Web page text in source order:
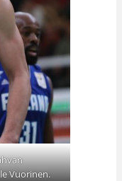
Vuorinen.